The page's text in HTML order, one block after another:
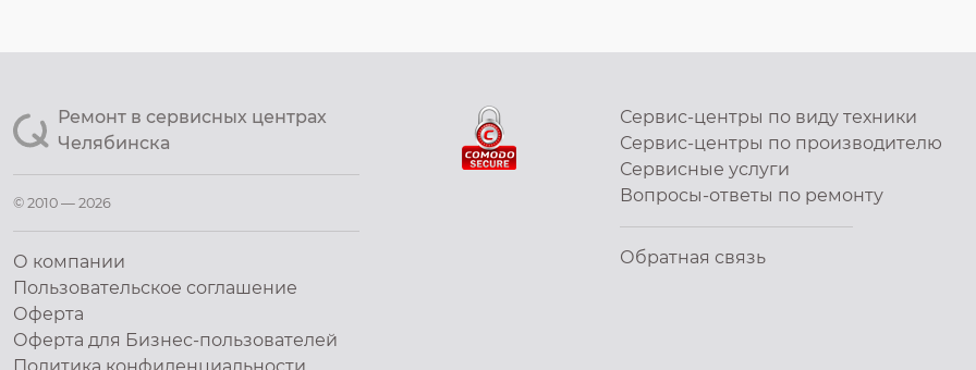
Ремонт в сервисных центрах
Челябинска
© 2010 — 2026
О компании
Пользовательское соглашение
Оферта
Оферта для Бизнес-пользователей
Сервис-центры по виду техники
Сервис-центры по производителю
Сервисные услуги
Вопросы-ответы по ремонту
Обратная связь